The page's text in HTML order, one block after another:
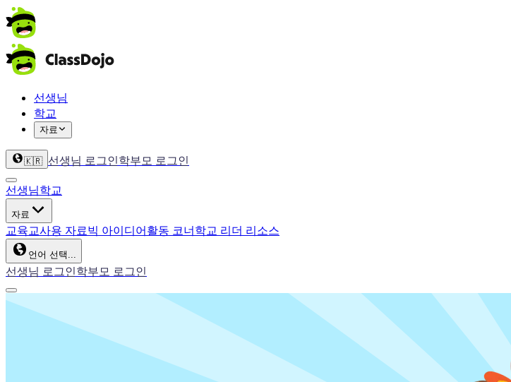
선생님
학교
자료
🇰🇷 선생님 로그인학부모 로그인
선생님학교
자료
교육교사용 자료빅 아이디어활동 코너학교 리더 리소스
언어 선택...
선생님 로그인학부모 로그인